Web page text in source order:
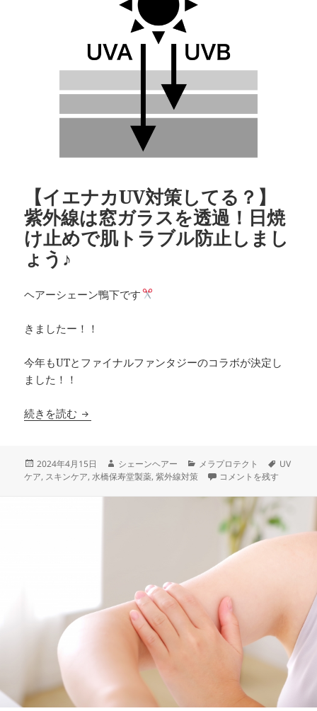
【イエナカUV対策してる？】
紫外線は窓ガラスを透過！日焼
け止めで肌トラブル防止しまし
ょう♪
ヘアーシェーン鴨下です
きましたー！！
今年もUTとファイナルファンタジーのコラボが決定し
ました！！
続きを読む 【イエナカUV対策してる？】紫外線は窓ガラス
投
稿
2024年4月15日
作
成
シェーンヘアー
カ
リ
メラプロテクト
タ
UV
ケア, スキンケア,水橋保寿堂製薬,紫外線対策 【イエナカUV対策して
コメントを残す